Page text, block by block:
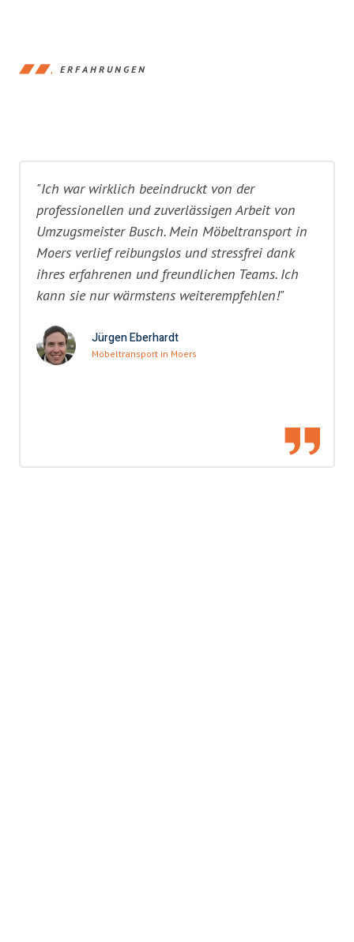
ERFAHRUNGEN
"Ich war wirklich beeindruckt von der
professionellen und zuverlässigen Arbeit von
Umzugsmeister Busch. Mein Möbeltransport in
Moers verlief reibungslos und stressfrei dank
ihres erfahrenen und freundlichen Teams. Ich
kann sie nur wärmstens weiterempfehlen!"
Jürgen Eberhardt
Möbeltransport in Moers